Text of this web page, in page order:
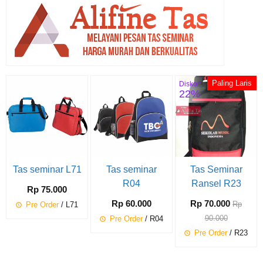
Tas seminar L71
Rp 75.000
Pre Order/ L71
Tas seminar
R04
Rp 60.000
Pre Order/ R04
Paling Laris
Diskon
22%
Tas Seminar
Ransel R23
Rp 70.000 Rp
90.000
Pre Order/ R23